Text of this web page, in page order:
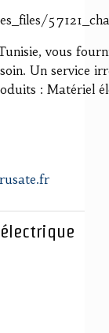
vous
Un service
: Matériel